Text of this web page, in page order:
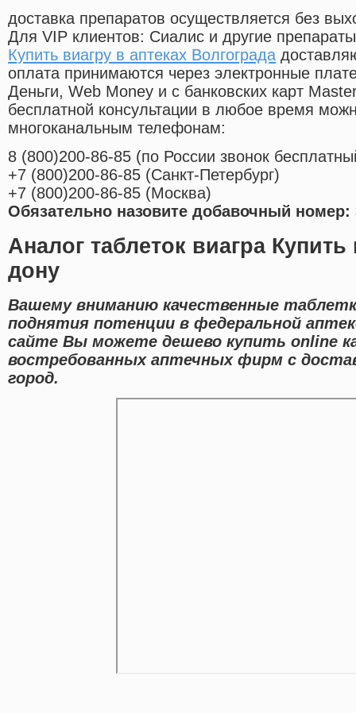
доставка препаратов осуществляется без
Для VIP клиентов: Сиалис и другие
Купить виагру в аптеках Волгограда
оплата принимаются через электронные
Деньги, Web Money и с банковских карт
бесплатной консультации в любое время
многоканальным телефонам:
8 (800)200-86-85 (по России звонок
+7 (800)200-86-85 (Санкт-Петербург)
+7 (800)200-86-85 (Москва)
Обязательно назовите добавочный номер:
Аналог таблеток виагра
дону
Вашему вниманию качественные
поднятия потенции в федеральной
сайте Вы можете дешево купить online
востребованных аптечных фирм с
город.